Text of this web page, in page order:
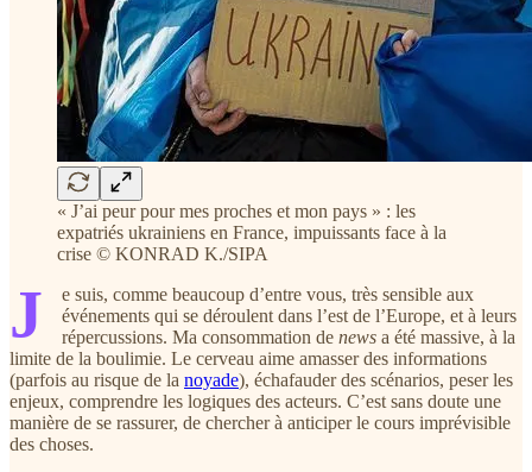
« J’ai peur pour mes proches et mon pays » : les
expatriés ukrainiens en France, impuissants face à la
crise © KONRAD K./SIPA
J
e suis, comme beaucoup d’entre vous, très sensible aux
événements qui se déroulent dans l’est de l’Europe, et à leurs
répercussions. Ma consommation de news a été massive, à la
limite de la boulimie. Le cerveau aime amasser des informations
(parfois au risque de la noyade), échafauder des scénarios, peser les
enjeux, comprendre les logiques des acteurs. C’est sans doute une
manière de se rassurer, de chercher à anticiper le cours imprévisible
des choses.